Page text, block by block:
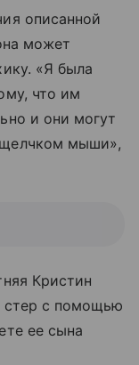
описанной
может
«Я была
что им
и они могут
мыши»,
Кристин
стер с помощью
ее сына